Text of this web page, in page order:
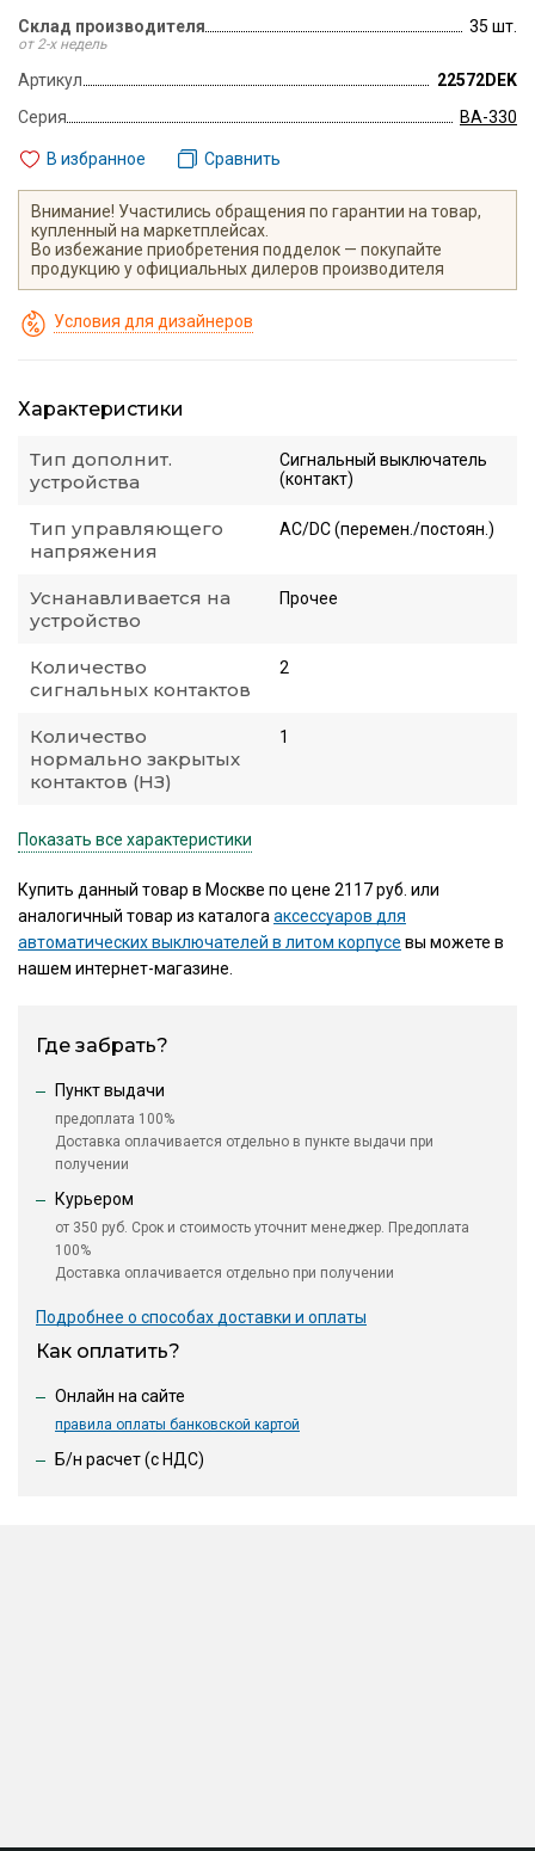
Склад производителя
от 2-х недель
35 шт.
Артикул
22572DEK
Серия
ВА-330
В избранное Сравнить
Внимание! Участились обращения по гарантии на товар,
купленный на маркетплейсах.
Во избежание приобретения подделок — покупайте
продукцию у официальных дилеров производителя
Условия для дизайнеров
Характеристики
Тип дополнит.
устройства
Сигнальный выключатель
(контакт)
Тип управляющего
напряжения
AC/DC (перемен./постоян.)
Уснанавливается на
устройство
Прочее
Количество
сигнальных контактов
2
Количество
нормально закрытых
контактов (НЗ)
1
Показать все характеристики
Купить данный товар в Москве по цене 2117 руб. или
аналогичный товар из каталогааксессуаров для
автоматических выключателей в литом корпусе вы можете в
нашем интернет-магазине.
Где забрать?
Пункт выдачи
предоплата 100%
Доставка оплачивается отдельно в пункте выдачи при
получении
Курьером
от 350 руб. Срок и стоимость уточнит менеджер. Предоплата
100%
Доставка оплачивается отдельно при получении
Подробнее о способах доставки и оплаты
Как оплатить?
Онлайн на сайте
правила оплаты банковской картой
Б/н расчет (c НДС)